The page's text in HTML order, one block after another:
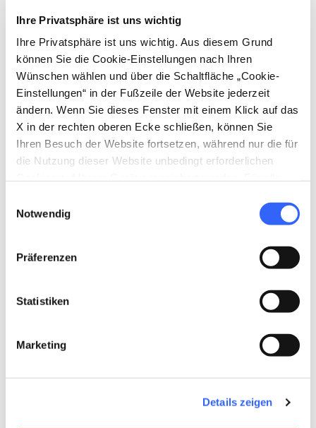
Ihre Privatsphäre ist uns wichtig
Ihre Privatsphäre ist uns wichtig. Aus diesem Grund
können Sie die Cookie-Einstellungen nach Ihren
Wünschen wählen und über die Schaltfläche „Cookie-
Einstellungen“ in der Fußzeile der Website jederzeit
ändern. Wenn Sie dieses Fenster mit einem Klick auf das
X in der rechten oberen Ecke schließen, können Sie
Ihren Besuch der Website fortsetzen, während nur die für
die Nutzung dieser Website unbedingt erforderlichen
Zustimmung.
Notwendig
Präferenzen
Statistiken
Marketing
Details zeigen
aus dem 14. Jahrhundert zu sehen ist, der die
Geschichte der Jungfrau und des Heiligen
Johannes darstellt.
Die Dekorationen im Inneren der Burg stellen
die Geschichte eines Tals und einer Region dar,
aristokratische Wappen, die in Stein
gemeißelt oder aus der glasierten Terrakotta
Gebiet des Casentino
Besuch des
, um sich die
Guidi vorzustellen.